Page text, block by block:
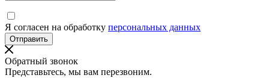
Я согласен на обработку персональных данных
Обратный звонок
Представьтесь, мы вам перезвоним.